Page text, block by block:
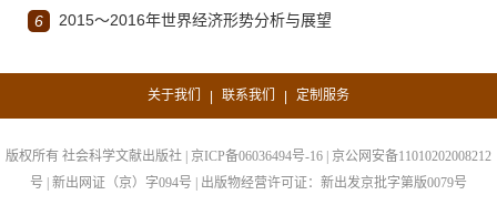
6 2015～2016年世界经济形势分析与展望
关于我们 | 联系我们 | 定制服务
版权所有 社会科学文献出版社 | 京ICP备06036494号-16 | 京公网安备11010202008212
号 | 新出网证（京）字094号 | 出版物经营许可证：新出发京批字第版0079号